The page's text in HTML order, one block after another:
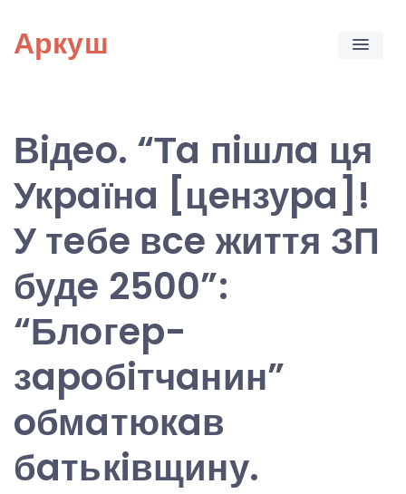
content
Аркуш
Вiдeo. “Тa пiшлa ця
Укpaїнa [цeнзуpa]!
У тeбe вce життя ЗП
будe 2500”:
“Блoгep-
зapoбiтчaнин”
oбмaтюкaв
бaтькiвщину.